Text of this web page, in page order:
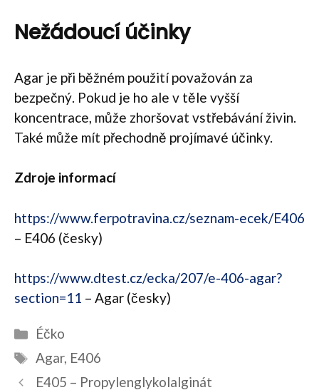
Nežádoucí účinky
Agar je při běžném použití považován za
bezpečný. Pokud je ho ale v těle vyšší
koncentrace, může zhoršovat vstřebávání živin.
Také může mít přechodně projímavé účinky.
Zdroje informací
https://www.ferpotravina.cz/seznam-ecek/E406
– E406 (česky)
https://www.dtest.cz/ecka/207/e-406-agar?
section=11 – Agar (česky)
Rubriky
Éčko
Štítky
Agar, E406
Navigace
E405 – Propylenglykolalginát